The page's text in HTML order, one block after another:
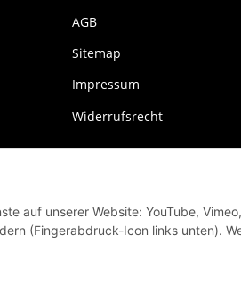
auf unserer Website: YouTube,
(Fingerabdruck-Icon links unten).
AGB
Sitemap
Impressum
Widerrufsrecht